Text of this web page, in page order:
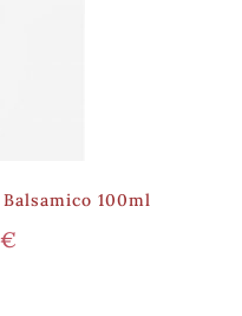
100ml
€